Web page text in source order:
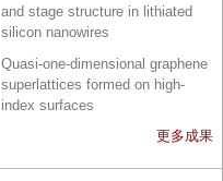
and stage structure in lithiated
silicon nanowires
Quasi-one-dimensional graphene
superlattices formed on high-
index surfaces
更多成果